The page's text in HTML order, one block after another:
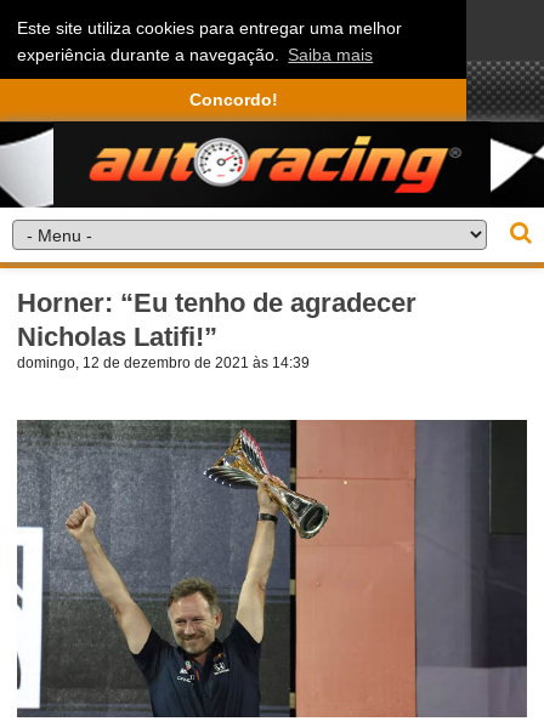
Este site utiliza cookies para entregar uma melhor
experiência durante a navegação. Saiba mais
Concordo!
Horner: “Eu tenho de agradecer
Nicholas Latifi!”
domingo, 12 de dezembro de 2021 às 14:39